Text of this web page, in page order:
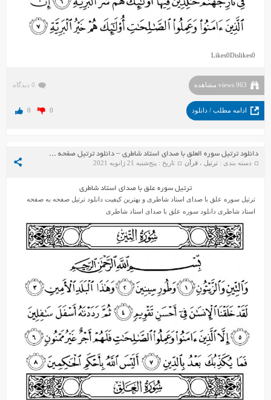
Likes0Dislikes0
963 views مشاهده 0 دیدگاه
ادامه مطلب / دانلود 0 0
دانلود ترتیل سوره العلق با صدای استاد شاطری – دانلود ترتیل صفحه به صفحه استاد شاطری
دسته بندی :ترتیل ،قرآن تاریخ : پنج‌شنبه 21 ژانویه 2021
ترتیل سوره علق با صدای استاد شاطری
ترتیل سوره علق با صدای استاد شاطری و بهترین کیفیت دانلود ترتیل صفحه به صفحه
استاد شاطری دانلود سوره علق با صدای استاد شاطری